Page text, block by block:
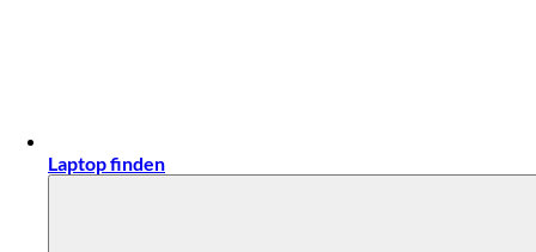
Laptop finden